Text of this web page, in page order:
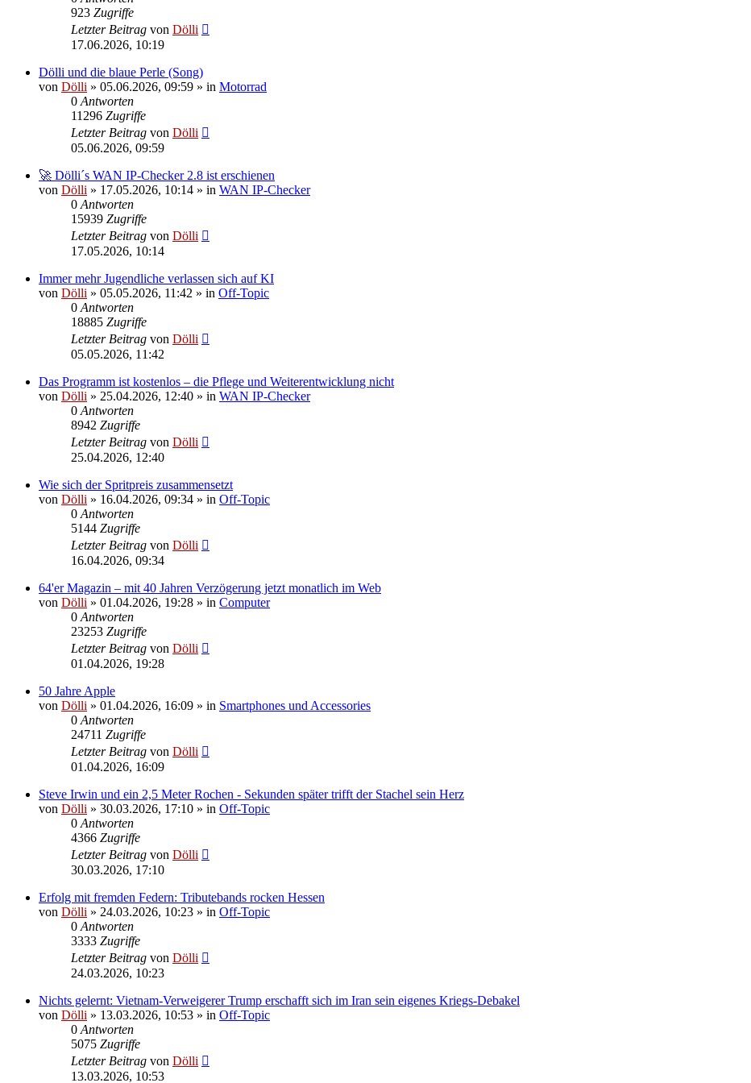
923 Zugriffe
Letzter Beitrag von Dölli
17.06.2026, 10:19
Dölli und die blaue Perle (Song)
von Dölli » 05.06.2026, 09:59 » in Motorrad
0 Antworten
11296 Zugriffe
Letzter Beitrag von Dölli
05.06.2026, 09:59
🚀 Dölli´s WAN IP-Checker 2.8 ist erschienen
von Dölli » 17.05.2026, 10:14 » in WAN IP-Checker
0 Antworten
15939 Zugriffe
Letzter Beitrag von Dölli
17.05.2026, 10:14
Immer mehr Jugendliche verlassen sich auf KI
von Dölli » 05.05.2026, 11:42 » in Off-Topic
0 Antworten
18885 Zugriffe
Letzter Beitrag von Dölli
05.05.2026, 11:42
Das Programm ist kostenlos – die Pflege und Weiterentwicklung nicht
von Dölli » 25.04.2026, 12:40 » in WAN IP-Checker
0 Antworten
8942 Zugriffe
Letzter Beitrag von Dölli
25.04.2026, 12:40
Wie sich der Spritpreis zusammensetzt
von Dölli » 16.04.2026, 09:34 » in Off-Topic
0 Antworten
5144 Zugriffe
Letzter Beitrag von Dölli
16.04.2026, 09:34
64'er Magazin – mit 40 Jahren Verzögerung jetzt monatlich im Web
von Dölli » 01.04.2026, 19:28 » in Computer
0 Antworten
23253 Zugriffe
Letzter Beitrag von Dölli
01.04.2026, 19:28
50 Jahre Apple
von Dölli » 01.04.2026, 16:09 » in Smartphones und Accessories
0 Antworten
24711 Zugriffe
Letzter Beitrag von Dölli
01.04.2026, 16:09
Steve Irwin und ein 2,5 Meter Rochen - Sekunden später trifft der Stachel sein Herz
von Dölli » 30.03.2026, 17:10 » in Off-Topic
0 Antworten
4366 Zugriffe
Letzter Beitrag von Dölli
30.03.2026, 17:10
Erfolg mit fremden Federn: Tributebands rocken Hessen
von Dölli » 24.03.2026, 10:23 » in Off-Topic
0 Antworten
3333 Zugriffe
Letzter Beitrag von Dölli
24.03.2026, 10:23
Nichts gelernt: Vietnam-Verweigerer Trump erschafft sich im Iran sein eigenes Kriegs-Debakel
von Dölli » 13.03.2026, 10:53 » in Off-Topic
0 Antworten
5075 Zugriffe
Letzter Beitrag von Dölli
13.03.2026, 10:53